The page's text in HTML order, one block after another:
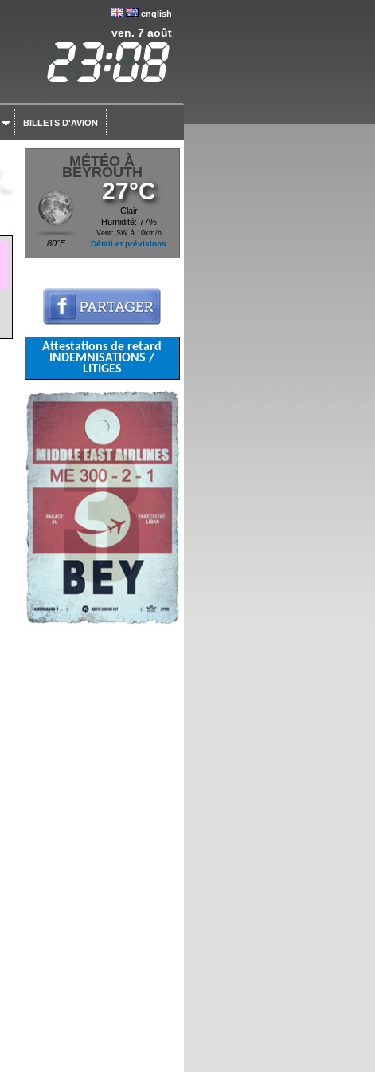
english
ven. 7 août
BILLETS D'AVION
MÉTÉO À
BEYROUTH
80°F
27°C
Clair
Humidité: 77%
Vent: SW à 10km/h
Détail et prévisions
Attestations de retard
INDEMNISATIONS /
LITIGES